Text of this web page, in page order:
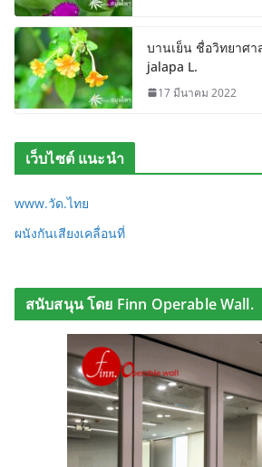
บานเย็น ชื่อวิทยาศ
jalapa L.
17 มีนาคม 2022
เว็บไซต์ แนะนำ
www.วัด.ไทย
ผนังกันเสียงเคลื่อนที่
สนับสนุน โดย Finn Operable Wall.